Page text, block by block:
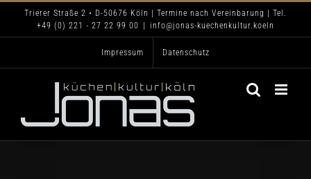
Inhalt
Trierer Straße 2 • D-50676 Köln | Termine nach Vereinbarung | Tel.
+49 (0) 221 - 27 22 99 00
info@jonas-kuechenkultur.koeln
Impressum Datenschutz